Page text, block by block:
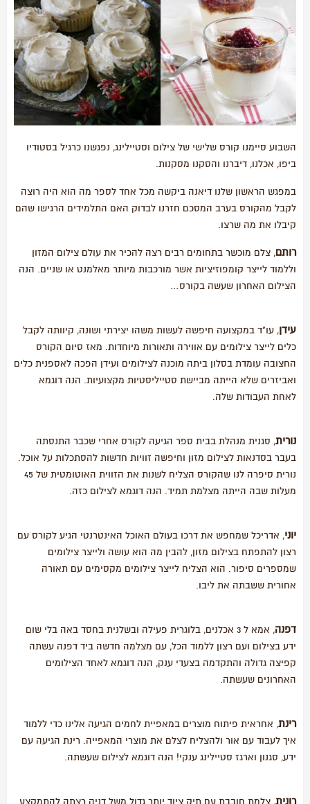
השבוע סיימנו קורס שלישי של צילום וסטיילינג, נפגשנו כרגיל בסטודיו
ביפו, אכלנו, דיברנו והסקנו מסקנות.
במפגש הראשון שלנו דיאנה ביקשה מכל אחד לספר מה הוא היה רוצה
לקבל מהקורס בערב המסכם חזרנו לבדוק האם התלמידים הרגישו שהם
קיבלו את מה שרצו.
רותם , צלם מוכשר בתחומים רבים רצה להכיר את עולם צילום המזון
וללמוד לייצר קומפוזיציות אשר מורכבות מיותר מאלמנט או שניים. הנה
הצילום האחרון שעשה בקורס…
עידן , עו"ד במקצועה חיפשה לעשות משהו יצירתי ושונה, קיוותה לקבל
כלים לייצר צילומים עם אווירה ותאורות מיוחדות. מאז סיום הקורס
החצובה עומדת בסלון ביתה מוכנה לצילומים ועידן הפכה לאספנית כלים
ואביזרים שלא הייתה מביישת סטייליסטיות מקצועיות. הנה דוגמא
לאחת העבודות שלה.
נורית, סגנית מנהלת בבית ספר הגיעה לקורס אחרי שכבר התנסתה
בעבר בסדנאות לצילום מזון וחיפשה זוויות חדשות להסתכלות על אוכל.
נורית סיפרה לנו שהקורס הצליח לשנות את הזווית האוטומטית של 45
מעלות שבה הייתה מצלמת תמיד. הנה דוגמא לצילום כזה.
יוני, אדריכל שמחפש את דרכו בעולם האוכל האינטרנטי הגיע לקורס עם
רצון להתפתח בצילום מזון, להבין מה הוא עושה ולייצר צילומים
שמספרים סיפור. הוא הצליח לייצר צילומים מקסימים עם תאורה
אחורית ששבתה את ליבו.
דפנה
, אמא ל 3 אכלנים, בלוגרית פעילה ובשלנית בחסד באה בלי שום
ידע בצילום ועם רצון ללמוד הכל, עם מצלמה חדשה ביד דפנה עשתה
קפיצה גדולה והתקדמה בצעדי ענק, הנה דוגמא לאחד הצילומים
האחרונים שעשתה.
רינת, אחראית פיתוח מוצרים במאפיית לחמים הגיעה אלינו כדי ללמוד
איך לעבוד עם אור ולהצליח לצלם את מוצרי המאפייה. רינת הגיעה עם
ידע, סגנון וארגז סטיילינג ענקי! הנה דוגמא לצילום שעשתה.
רונית, צלמת חובבת עם תיק ציוד יותר גדול משל דניה רצתה להתמקצע